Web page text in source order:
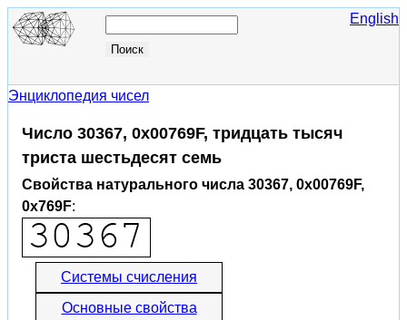
English
Энциклопедия чисел
Число 30367, 0x00769F, тридцать тысяч
триста шестьдесят семь
Свойства натурального числа 30367, 0x00769F,
0x769F:
Системы счисления
Основные свойства